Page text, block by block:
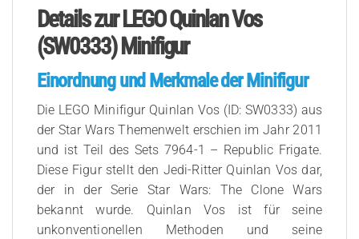
Details zur LEGO Quinlan Vos
(SW0333) Minifigur
Einordnung und Merkmale der Minifigur
Die LEGO Minifigur Quinlan Vos (ID: SW0333) aus
der Star Wars Themenwelt erschien im Jahr 2011
und ist Teil des Sets 7964-1 – Republic Frigate.
Diese Figur stellt den Jedi-Ritter Quinlan Vos dar,
der in der Serie Star Wars: The Clone Wars
bekannt wurde. Quinlan Vos ist für seine
unkonventionellen Methoden und seine